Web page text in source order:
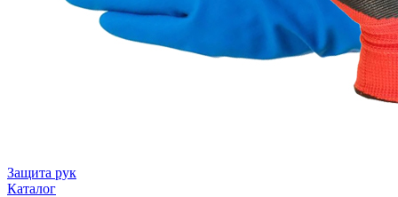
Защита рук
Каталог